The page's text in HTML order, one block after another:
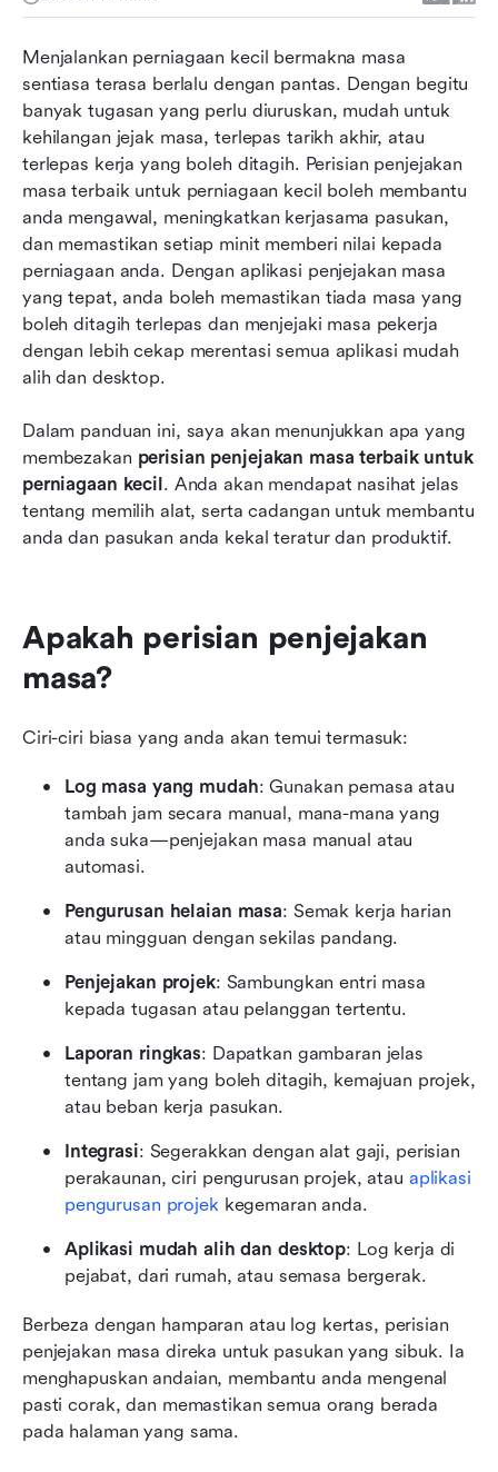
Menjalankan perniagaan kecil bermakna masa
sentiasa terasa berlalu dengan pantas. Dengan begitu
banyak tugasan yang perlu diuruskan, mudah untuk
kehilangan jejak masa, terlepas tarikh akhir, atau
terlepas kerja yang boleh ditagih. Perisian penjejakan
masa terbaik untuk perniagaan kecil boleh membantu
anda mengawal, meningkatkan kerjasama pasukan,
dan memastikan setiap minit memberi nilai kepada
perniagaan anda. Dengan aplikasi penjejakan masa
yang tepat, anda boleh memastikan tiada masa yang
boleh ditagih terlepas dan menjejaki masa pekerja
dengan lebih cekap merentasi semua aplikasi mudah
alih dan desktop.
Dalam panduan ini, saya akan menunjukkan apa yang
membezakan perisian penjejakan masa terbaik untuk
perniagaan kecil. Anda akan mendapat nasihat jelas
tentang memilih alat, serta cadangan untuk membantu
anda dan pasukan anda kekal teratur dan produktif.
Apakah perisian penjejakan
masa?
Ciri-ciri biasa yang anda akan temui termasuk:
Log masa yang mudah: Gunakan pemasa atau
tambah jam secara manual, mana-mana yang
anda suka—penjejakan masa manual atau
automasi.
Pengurusan helaian masa: Semak kerja harian
atau mingguan dengan sekilas pandang.
Penjejakan projek: Sambungkan entri masa
kepada tugasan atau pelanggan tertentu.
Laporan ringkas: Dapatkan gambaran jelas
tentang jam yang boleh ditagih, kemajuan projek,
atau beban kerja pasukan.
Integrasi: Segerakkan dengan alat gaji, perisian
perakaunan, ciri pengurusan projek, atau aplikasi
pengurusan projek kegemaran anda.
Aplikasi mudah alih dan desktop: Log kerja di
pejabat, dari rumah, atau semasa bergerak.
Berbeza dengan hamparan atau log kertas, perisian
penjejakan masa direka untuk pasukan yang sibuk. Ia
menghapuskan andaian, membantu anda mengenal
pasti corak, dan memastikan semua orang berada
pada halaman yang sama.
pandang
Perisian penjejakan masa terbaik untuk
ringkasan perniagaan kecil
Soalan Lazim
Kesimpulan
Bacaan berkaitan